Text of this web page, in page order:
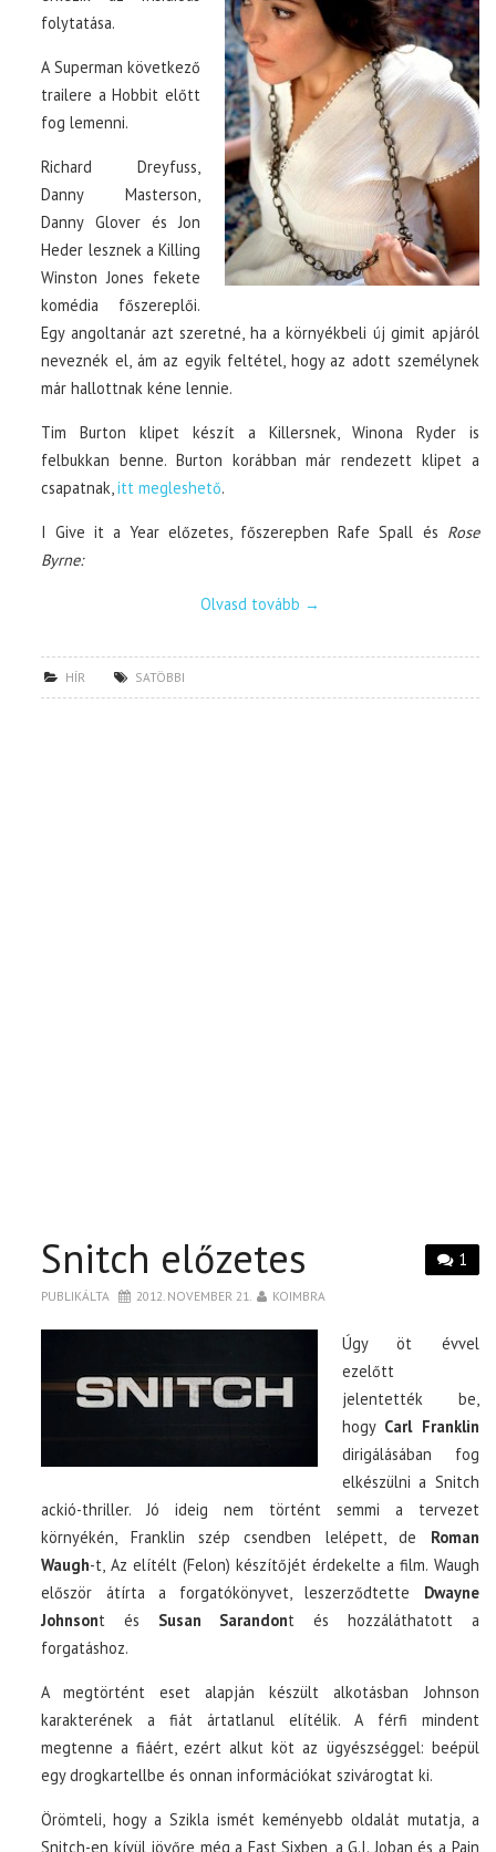
folytatása.
A Superman következő
trailere a Hobbit előtt
fog lemenni.
Richard Dreyfuss,
Danny Masterson,
Danny Glover és Jon
Heder lesznek a Killing
Winston Jones fekete
komédia főszereplői.
Egy angoltanár azt szeretné, ha a környékbeli új gimit apjáról
neveznék el, ám az egyik feltétel, hogy az adott személynek
már hallottnak kéne lennie.
Tim Burton klipet készít a Killersnek, Winona Ryder is
felbukkan benne. Burton korábban már rendezett klipet a
csapatnak,itt megleshető.
I Give it a Year előzetes, főszerepben Rafe Spall és Rose
Byrne:
Olvasd tovább →
HÍR SATÖBBI
1
Snitch előzetes
PUBLIKÁLTA 2012. NOVEMBER 21. KOIMBRA
Úgy öt évvel
ezelőtt
jelentették be,
hogy Carl Franklin
dirigálásában fog
elkészülni a Snitch
ackió-thriller. Jó ideig nem történt semmi a tervezet
környékén, Franklin szép csendben lelépett, de Roman
Waugh-t, Az elítélt (Felon) készítőjét érdekelte a film. Waugh
először átírta a forgatókönyvet, leszerződtette Dwayne
Johnsont és Susan Sarandont és hozzáláthatott a
forgatáshoz.
A megtörtént eset alapján készült alkotásban Johnson
karakterének a fiát ártatlanul elítélik. A férfi mindent
megtenne a fiáért, ezért alkut köt az ügyészséggel: beépül
egy drogkartellbe és onnan információkat szivárogtat ki.
Örömteli, hogy a Szikla ismét keményebb oldalát mutatja, a
Snitch-en kívül jövőre még a Fast Sixben, a G.I. Joban és a Pain